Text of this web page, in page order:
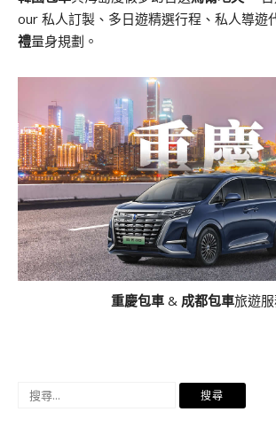
our 私人訂製、多日遊精選行程、私人導遊
禮量身規劃。
重慶包車& 成都包車旅遊
搜